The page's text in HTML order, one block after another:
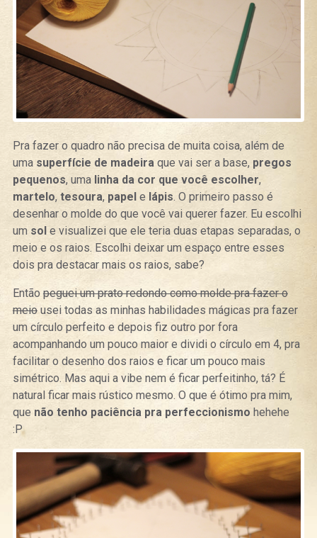
Pra fazer o quadro não precisa de muita coisa, além de
uma superfície de madeiraque vai ser a base, pregos
pequenos, uma linha da cor que você escolher,
martelo, tesoura, papele lápis. O primeiro passo é
desenhar o molde do que você vai querer fazer. Eu escolhi
um sole visualizei que ele teria duas etapas separadas, o
meio e os raios. Escolhi deixar um espaço entre esses
dois pra destacar mais os raios, sabe?
Então peguei um prato redondo como molde pra fazer o
meiousei todas as minhas habilidades mágicas pra fazer
um círculo perfeito e depois fiz outro por fora
acompanhando um pouco maior e dividi o círculo em 4, pra
facilitar o desenho dos raios e ficar um pouco mais
simétrico. Mas aqui a vibe nem é ficar perfeitinho, tá? É
natural ficar mais rústico mesmo. O que é ótimo pra mim,
que não tenho paciência pra perfeccionismo hehehe
:P